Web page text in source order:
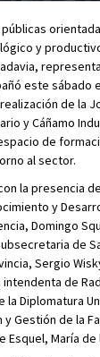
y
este sábado
de la
y Cáñamo
de
al sector.
la presencia
y
Domingo
de
Sergio
de
Diplomatura
Gestión de la
Esquel, María